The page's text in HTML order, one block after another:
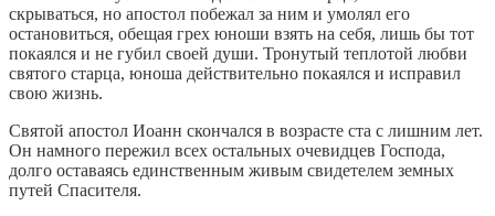
скрываться, но апостол побежал за ним и умолял его
остановиться, обещая грех юноши взять на себя, лишь бы тот
покаялся и не губил своей души. Тронутый теплотой любви
святого старца, юноша действительно покаялся и исправил
свою жизнь.
Святой апостол Иоанн скончался в возрасте ста с лишним лет.
Он намного пережил всех остальных очевидцев Господа,
долго оставаясь единственным живым свидетелем земных
путей Спасителя.